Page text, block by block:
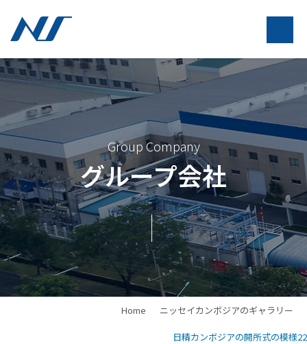
Group Company
グループ会社
Home ニッセイカンボジアのギャラリー
日精カンボジアの開所式の模様22